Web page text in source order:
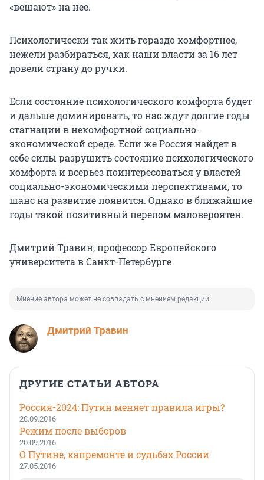
«вешают» на нее.
Психологически так жить гораздо комфортнее,
нежели разбираться, как наши власти за 16 лет
довели страну до ручки.
Если состояние психологического комфорта будет
и дальше доминировать, то нас ждут долгие годы
стагнации в некомфортной социально-
экономической среде. Если же Россия найдет в
себе силы разрушить состояние психологического
комфорта и всерьез поинтересоваться у властей
социально-экономическими перспективами, то
шанс на развитие появится. Однако в ближайшие
годы такой позитивный перелом маловероятен.
Дмитрий Травин, профессор Европейского
университета в Санкт-Петербурге
Мнение автора может не совпадать с мнением редакции
Дмитрий Травин
ДРУГИЕ СТАТЬИ АВТОРА
Россия-2024: Путин меняет правила игры?
28.09.2016
Режим после выборов
20.09.2016
О Путине, капремонте и судьбах России
27.05.2016